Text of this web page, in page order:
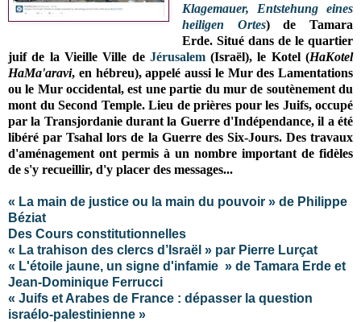
Klagemauer, Entstehung eines
heiligen Ortes) de Tamara
Erde.Situé dans de le quartier
juif de la Vieille Ville de Jérusalem(Israël), le Kotel (HaKotel
HaMa'aravi, en hébreu), appelé aussi le Mur des Lamentations
ou le Mur occidental, est une partie du mur de soutènement du
mont du Second Temple. Lieu de prières pour les Juifs, occupé
par la Transjordanie durant la Guerre d'Indépendance, il a été
libéré par Tsahal lors de la Guerre des Six-Jours. Des travaux
d'aménagement ont permis à un nombre important de fidèles
de s'y recueillir, d'y placer des messages...
« La main de justice ou la main du pouvoir » de Philippe
Béziat
Des Cours constitutionnelles
« La trahison des clercs d’Israël » par Pierre Lurçat
« L'étoile jaune, un signe d'infamie » de Tamara Erde et
Jean-Dominique Ferrucci
« Juifs et Arabes de France : dépasser la question
israélo-palestinienne »